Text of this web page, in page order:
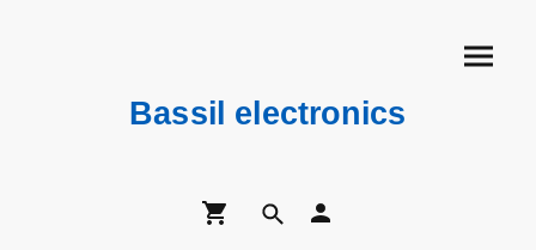
Bassil electronics